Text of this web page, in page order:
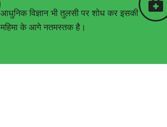
आधुनिक विज्ञान भी तुलसी पर शोध कर इसकी
महिमा के आगे नतमस्तक है।